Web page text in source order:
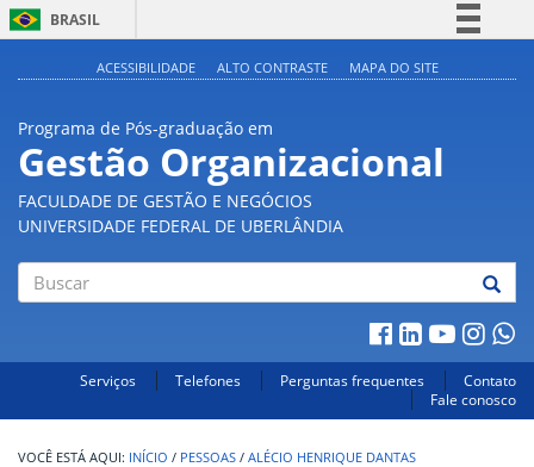
BRASIL
Acesso à informação
ACESSIBILIDADE ALTO CONTRASTE MAPA DO SITE
Programa de Pós-graduação em
Gestão Organizacional
FACULDADE DE GESTÃO E NEGÓCIOS
UNIVERSIDADE FEDERAL DE UBERLÂNDIA
Serviços Telefones Perguntas frequentes
Contato
Fale conosco
INÍCIO / PESSOAS / ALÉCIO HENRIQUE DANTAS